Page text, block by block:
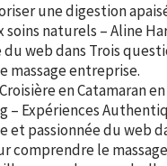
une digestion
soins naturels – Aline
du webdans Trois
massage entreprise.
en Catamaran
– Expériences
et passionnée du web
comprendre le